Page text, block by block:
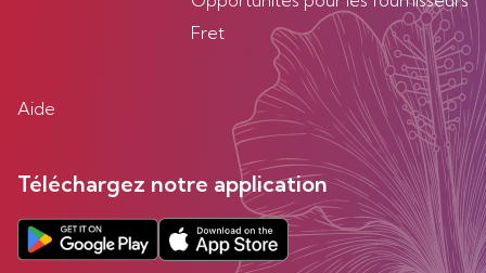
Fret
Aide
Téléchargez notre application